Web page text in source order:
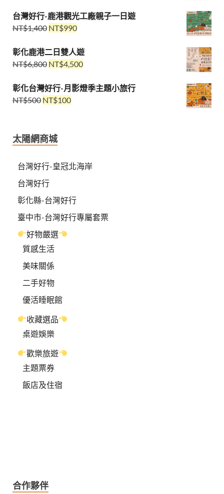
台灣好行-鹿港觀光工廠親子一日遊
NT$1,400 NT$990
彰化鹿港二日雙人遊
NT$6,800 NT$4,500
彰化台灣好行-月影燈季主題小旅行
NT$500 NT$100
太陽網商城
台灣好行-皇冠北海岸
台灣好行
彰化縣-台灣好行
臺中市-台灣好行專屬套票
好物嚴選
質感生活
美味關係
二手好物
優活睡眠館
收藏選品
桌遊娛樂
歡樂旅遊
主題票券
飯店及住宿
合作夥伴